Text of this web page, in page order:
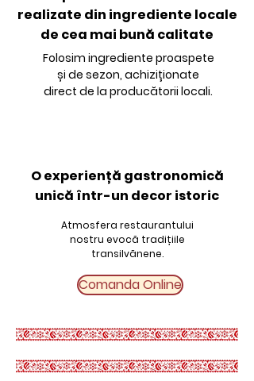
realizate din ingrediente locale
de cea mai bună calitate
Folosim ingrediente proaspete
și de sezon, achiziționate
direct de la producătorii locali.
O experiență gastronomică
unică într-un decor istoric
Atmosfera restaurantului
nostru evocă tradițiile
transilvănene.
Comanda Online